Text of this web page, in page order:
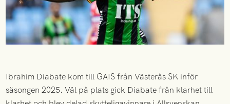
Ibrahim Diabate kom till GAIS från Västerås SK inför
säsongen 2025. Väl på plats gick Diabate från klarhet till